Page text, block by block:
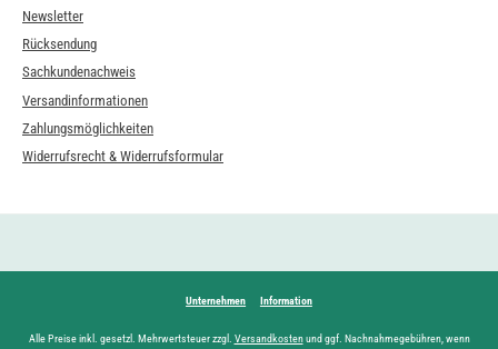
Newsletter
Rücksendung
Sachkundenachweis
Versandinformationen
Zahlungsmöglichkeiten
Widerrufsrecht & Widerrufsformular
Unternehmen Information
Alle Preise inkl. gesetzl. Mehrwertsteuer zzgl. Versandkostenund ggf. Nachnahmegebühren, wenn